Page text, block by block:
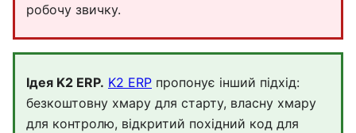
робочу звичку.
Ідея K2 ERP. K2 ERP пропонує інший підхід:
безкоштовну хмару для старту, власну хмару
для контролю, відкритий похідний код для